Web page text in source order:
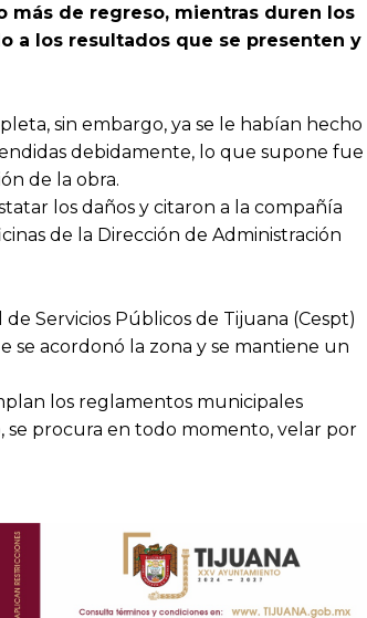
más de regreso, mientras duren los
a los resultados que se presenten y
sin embargo, ya se le habían hecho
debidamente, lo que supone fue
de la obra.
los daños y citaron a la compañía
de la Dirección de Administración
Servicios Públicos de Tijuana (Cespt)
se acordonó la zona y se mantiene un
los reglamentos municipales
se procura en todo momento, velar por